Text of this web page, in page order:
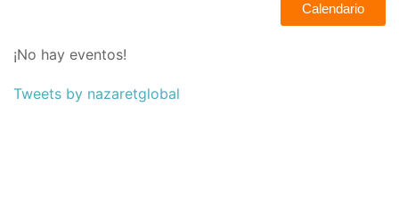
Calendario
¡No hay eventos!
Tweets by nazaretglobal